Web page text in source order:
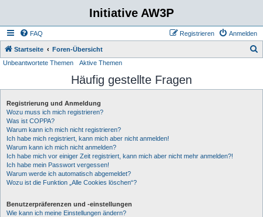
Initiative AW3P
FAQ Anmelden
Registrieren
Startseite Foren-Übersicht
h
Unbeantwortete Themen Aktive Themen
Häufig gestellte Fragen
Registrierung und Anmeldung
Wozu muss ich mich registrieren?
Was ist COPPA?
Warum kann ich mich nicht registrieren?
Ich habe mich registriert, kann mich aber nicht anmelden!
Warum kann ich mich nicht anmelden?
Ich habe mich vor einiger Zeit registriert, kann mich aber nicht mehr anmelden?!
Ich habe mein Passwort vergessen!
Warum werde ich automatisch abgemeldet?
Wozu ist die Funktion „Alle Cookies löschen“?
Benutzerpräferenzen und -einstellungen
Wie kann ich meine Einstellungen ändern?